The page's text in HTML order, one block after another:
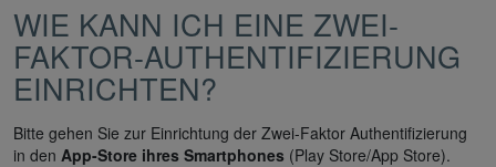
WIE KANN ICH EINE ZWEI-
FAKTOR-AUTHENTIFIZIERUNG
EINRICHTEN?
Bitte gehen Sie zur Einrichtung der Zwei-Faktor Authentifizierung
in den App-Store ihres Smartphones (Play Store/App Store).